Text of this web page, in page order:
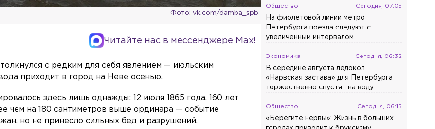
Фото: vk.com/damba_spb
Читайте нас в мессенджере Max!
с редким для себя явлением — июльским
приходит в город на Неве осенью.
здесь лишь однажды: 12 июля 1865 года. 160 лет
чем на 180 сантиметров выше ординара — событие
но не принесло сильных бед и разрушений.
Общество Сегодня, 07:05
На фиолетовой линии метро
Петербурга поезда следуют с
увеличенным интервалом
Экономика Сегодня, 06:32
В середине августа ледокол
«Нарвская застава» для Петербурга
торжественно спустят на воду
Общество Сегодня, 06:16
«Берегите нервы»: Жизнь в больших